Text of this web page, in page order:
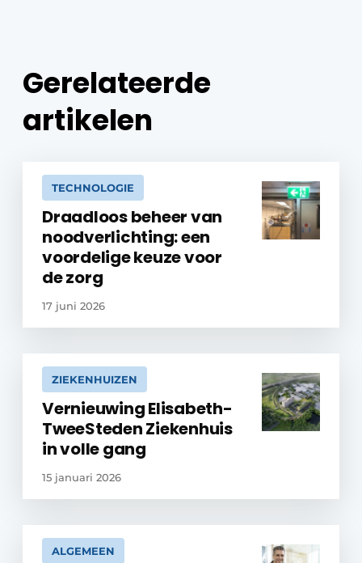
Gerelateerde
artikelen
TECHNOLOGIE
Draadloos beheer van
noodverlichting: een
voordelige keuze voor
de zorg
17 juni 2026
ZIEKENHUIZEN
Vernieuwing Elisabeth-
TweeSteden Ziekenhuis
in volle gang
15 januari 2026
ALGEMEEN